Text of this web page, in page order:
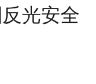
光安全